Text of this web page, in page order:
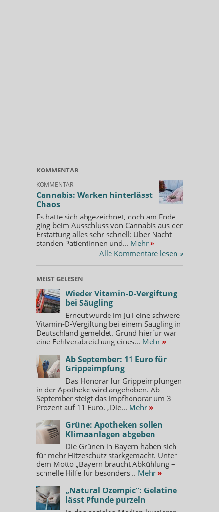
KOMMENTAR
KOMMENTAR
Cannabis: Warken hinterlässt
Chaos
Es hatte sich abgezeichnet, doch am Ende
ging beim Ausschluss von Cannabis aus der
Erstattung alles sehr schnell: Über Nacht
standen Patientinnen und... Mehr »
Alle Kommentare lesen »
MEIST GELESEN
Wieder Vitamin-D-Vergiftung
bei Säugling
Erneut wurde im Juli eine schwere
Vitamin-D-Vergiftung bei einem Säugling in
Deutschland gemeldet. Grund hierfür war
eine Fehlverabreichung eines... Mehr »
Ab September: 11 Euro für
Grippeimpfung
Das Honorar für Grippeimpfungen
in der Apotheke wird angehoben. Ab
September steigt das Impfhonorar um 3
Prozent auf 11 Euro. „Die... Mehr »
Grüne: Apotheken sollen
Klimaanlagen abgeben
Die Grünen in Bayern haben sich
für mehr Hitzeschutz starkgemacht. Unter
dem Motto „Bayern braucht Abkühlung –
schnelle Hilfe für besonders... Mehr »
„Natural Ozempic“: Gelatine
lässt Pfunde purzeln